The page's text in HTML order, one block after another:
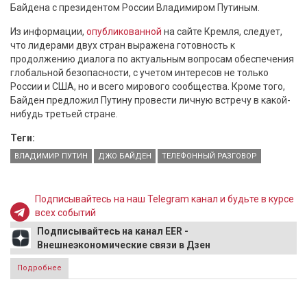
Байдена с президентом России Владимиром Путиным.
Из информации, опубликованной на сайте Кремля, следует,
что лидерами двух стран выражена готовность к
продолжению диалога по актуальным вопросам обеспечения
глобальной безопасности, с учетом интересов не только
России и США, но и всего мирового сообщества. Кроме того,
Байден предложил Путину провести личную встречу в какой-
нибудь третьей стране.
Теги:
ВЛАДИМИР ПУТИН ДЖО БАЙДЕН ТЕЛЕФОННЫЙ РАЗГОВОР
Подписывайтесь на наш Telegram канал и будьте в курсе
всех событий
Подписывайтесь на канал EER -
Внешнеэкономические связи в Дзен
Подробнее
после звонка Байдену Путину